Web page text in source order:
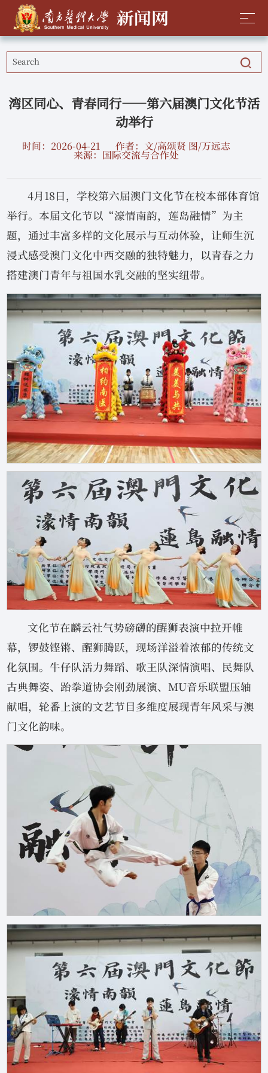
湾区同心、青春同行——第六届澳门文化节活
动举行
时间：2026-04-21 作者：文/高颂贤 图/万远志
来源：国际交流与合作处
4月18日，学校第六届澳门文化节在校本部体育馆
举行。本届文化节以“濠情南韵，莲岛融情”为主
题，通过丰富多样的文化展示与互动体验，让师生沉
浸式感受澳门文化中西交融的独特魅力，以青春之力
搭建澳门青年与祖国水乳交融的坚实纽带。
文化节在麟云社气势磅礴的醒狮表演中拉开帷
幕，锣鼓铿锵、醒狮腾跃，现场洋溢着浓郁的传统文
化氛围。牛仔队活力舞蹈、歌王队深情演唱、民舞队
古典舞姿、跆拳道协会刚劲展演、MU音乐联盟压轴
献唱，轮番上演的文艺节目多维度展现青年风采与澳
门文化韵味。